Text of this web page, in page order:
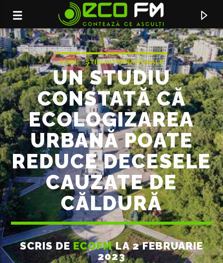
ACUM ÎN DIRECT
HIGHER
TOM GRENNAN
ȘTIRI ȘTIRI INTERNAȚIONALE
UN STUDIU
CONSTATĂ CĂ
ECOLOGIZAREA
URBANĂ POATE
REDUCE DECESELE
CAUZATE DE
CĂLDURĂ
SCRIS DEECOFMLA 2 FEBRUARIE
2023